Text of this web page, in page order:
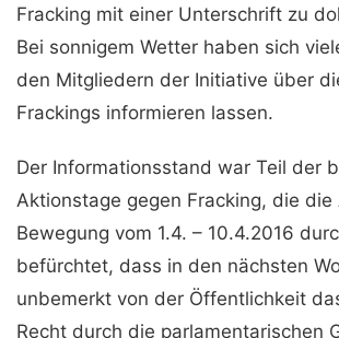
Fracking mit einer Unterschrift zu
Bei sonnigem Wetter haben sich
den Mitgliedern der Initiative über
Frackings informieren lassen.
Der Informationsstand war Teil der
Aktionstage gegen Fracking, die
Bewegung vom 1.4. – 10.4.2016
befürchtet, dass in den nächsten
unbemerkt von der Öffentlichkeit
Recht durch die parlamentarischen